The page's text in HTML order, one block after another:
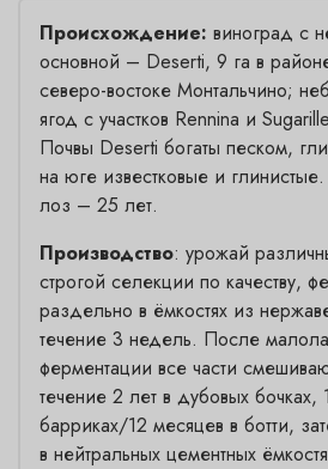
Происхождение: виноград с
основной – Deserti, 9 га в
северо-востоке Монтальчино;
ягод с участков Rennina и
Почвы Deserti богаты песком,
на юге известковые и
лоз – 25 лет.
Производство: урожай
строгой селекции по качеству,
раздельно в ёмкостях из
течение 3 недель. После
ферментации все части
течение 2 лет в дубовых бочках,
барриках/12 месяцев в ботти,
в нейтральных цементных